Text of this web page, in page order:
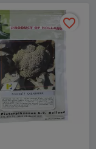
favorite_border
favorite_border